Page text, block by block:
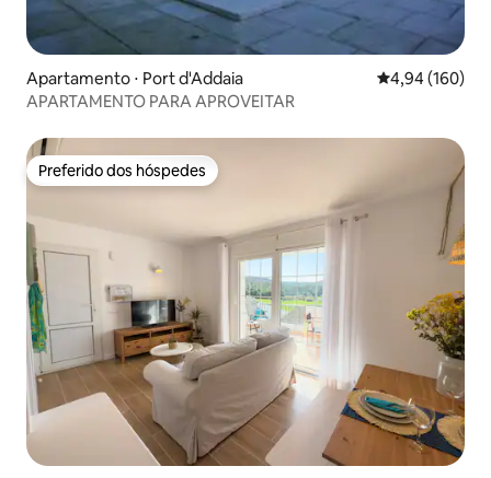
Apartamento ⋅ Port d'Addaia 4,94 de uma
4,94 (160)
APARTAMENTO PARA APROVEITAR
Preferido dos hóspedes
Preferido dos hóspedes